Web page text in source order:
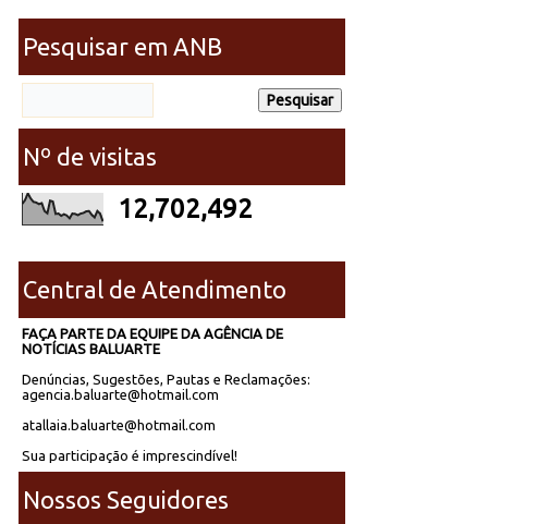
Pesquisar em ANB
Nº de visitas
12,702,492
Central de Atendimento
FAÇA PARTE DA EQUIPE DA AGÊNCIA DE
NOTÍCIAS BALUARTE
Denúncias, Sugestões, Pautas e Reclamações:
agencia.baluarte@hotmail.com
atallaia.baluarte@hotmail.com
Sua participação é imprescindível!
Nossos Seguidores